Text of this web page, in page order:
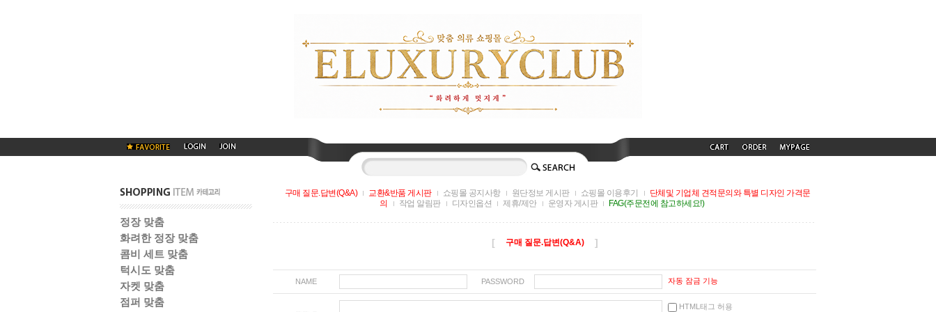
정장 맞춤
화려한 정장 맞춤
콤비 세트 맞춤
턱시도 맞춤
자켓 맞춤
점퍼 맞춤
구매 질문.답변(Q&A) 교환&반품 게시판 쇼핑몰 공지사항 원단정보 게시판 쇼핑몰 이용후기
단체및 기업체 견적문의와 특별 디자인 가격문
의
작업 알림판 디자인옵션 제휴/제안 운영자 게시판 FAG(주문전에 참고하세요!)
[ 구매 질문.답변(Q&A) ]
NAME PASSWORD 자동 잠금 기능
HTML태그 허용